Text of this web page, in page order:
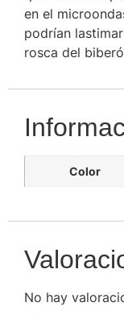
en el
podrían
rosca del
Color
No hay